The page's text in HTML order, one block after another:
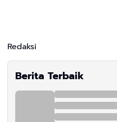
Redaksi
Berita Terbaik